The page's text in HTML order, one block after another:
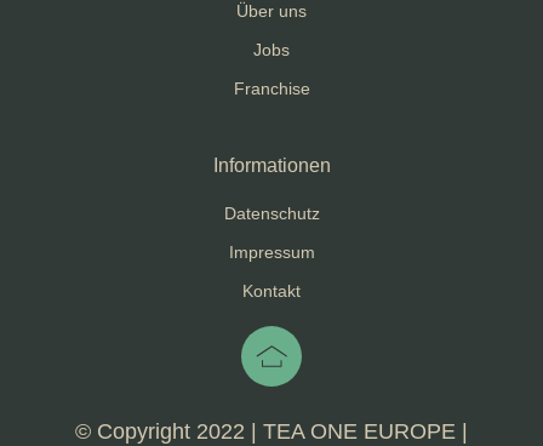
Über uns
Jobs
Franchise
Informationen
Datenschutz
Impressum
Kontakt
© Copyright 2022 | TEA ONE EUROPE |